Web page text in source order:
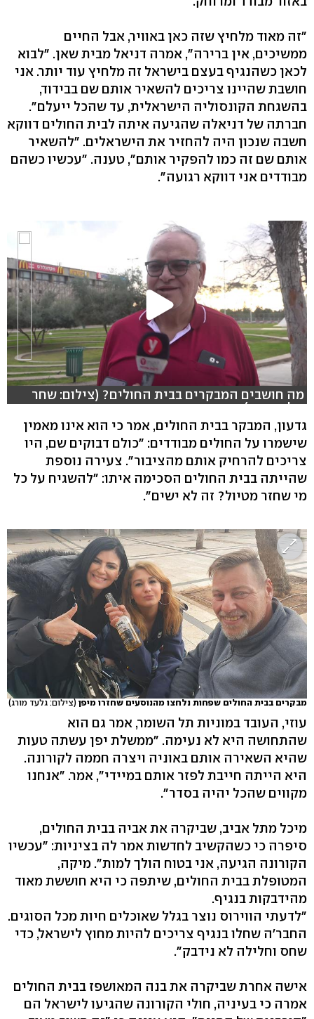
"זה מאוד מלחיץ שזה כאן באוויר, אבל החיים
ממשיכים, אין ברירה", אמרה דניאל מבית שאן. "לבוא
לכאן כשהנגיף בעצם בישראל זה מלחיץ עוד יותר. אני
חושבת שהיינו צריכים להשאיר אותם שם בבידוד,
בהשגחת הקונסוליה הישראלית, עד שהכל ייעלם".
חברתה של דניאלה שהגיעה איתה לבית החולים דווקא
חשבה שנכון היה להחזיר את הישראלים. "להשאיר
אותם שם זה כמו להפקיר אותם", טענה. "עכשיו כשהם
מבודדים אני דווקא רגועה".
מה חושבים המבקרים בבית החולים? (צילום: שחר
גולדשטיין)
גדעון, המבקר בבית החולים, אמר כי הוא אינו מאמין
שישמרו על החולים מבודדים: "כולם דבוקים שם, היו
צריכים להרחיק אותם מהציבור". צעירה נוספת
שהייתה בבית החולים הסכימה איתו: "להשגיח על כל
מי שחזר מטיול? זה לא ישים".
מבקרים בבית החולים שפחות נלחצו מהנוסעים שחזרו מיפן(צילום: גלעד מורג)
עוזי, העובד במוניות תל השומר, אמר גם הוא
שהתחושה היא לא נעימה. "ממשלת יפן עשתה טעות
שהיא השאירה אותם באוניה ויצרה חממה לקורונה.
היא הייתה חייבת לפזר אותם במיידי", אמר. "אנחנו
מקווים שהכל יהיה בסדר".
מיכל מתל אביב, שביקרה את אביה בבית החולים,
סיפרה כי כשהקשיב לחדשות אמר לה בציניות: "עכשיו
הקורונה הגיעה, אני בטוח הולך למות". מיקה,
המטופלת בבית החולים, שיתפה כי היא חוששת מאוד
מהידבקות בנגיף.
"לדעתי הווירוס נוצר בגלל שאוכלים חיות מכל הסוגים.
החבר'ה שחלו בנגיף צריכים להיות מחוץ לישראל, כדי
שחס וחלילה לא נידבק".
אישה אחרת שביקרה את בנה המאושפז בבית החולים
אמרה כי בעיניה, חולי הקורונה שהגיעו לישראל הם